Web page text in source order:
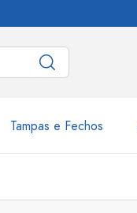
Tampas e Fechos